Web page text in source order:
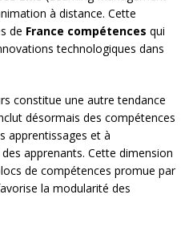
à distance. Cette
de France compétences qui
technologiques dans
constitue une autre tendance
désormais des compétences
apprentissages et à
apprenants. Cette dimension
de compétences promue par
la modularité des